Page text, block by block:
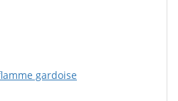
gardoise